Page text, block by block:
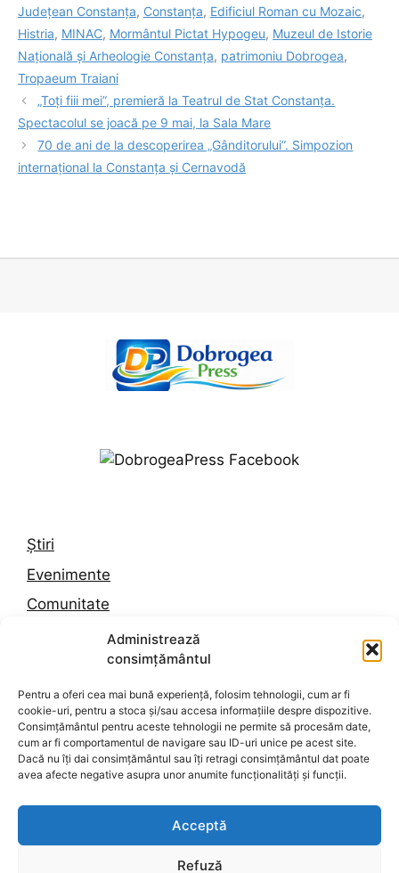
Administrează
consimțământul
Pentru a oferi cea mai bună experiență, folosim tehnologii, cum ar fi
cookie-uri, pentru a stoca și/sau accesa informațiile despre dispozitive.
Consimțământul pentru aceste tehnologii ne permite să procesăm date,
cum ar fi comportamentul de navigare sau ID-uri unice pe acest site.
Dacă nu îți dai consimțământul sau îți retragi consimțământul dat poate
avea afecte negative asupra unor anumite funcționalități și funcții.
Acceptă
Refuză
Județean Constanța, Constanța, Edificiul Roman cu Mozaic,
Histria, MINAC, Mormântul Pictat Hypogeu, Muzeul de Istorie
Națională și Arheologie Constanța, patrimoniu Dobrogea,
Tropaeum Traiani
„Toți fiii mei”, premieră la Teatrul de Stat Constanța.
Spectacolul se joacă pe 9 mai, la Sala Mare
70 de ani de la descoperirea „Gânditorului”. Simpozion
internațional la Constanța și Cernavodă
Știri
Evenimente
Comunitate
Vremea în Constanța
Despre noi
Contact
Politica de confidențialitate
Termeni și condiții
Politica de cookies